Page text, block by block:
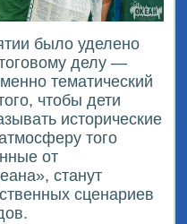
было уделено
делу —
тематический
чтобы дети
исторические
того
от
станут
сценариев